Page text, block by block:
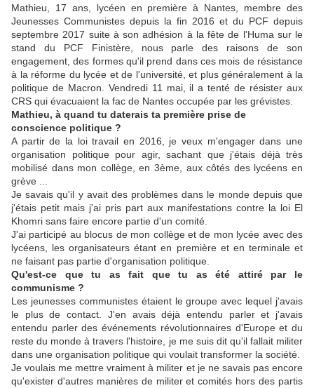
Mathieu , 17 ans, lycéen en première à Nantes, membre des
Jeunesses Communistes depuis la fin 2016 et du PCF depuis
septembre 2017 suite à son adhésion à la fête de l'Huma sur le
stand du PCF Finistère, nous parle des raisons de son
engagement, des formes qu'il prend dans ces mois de résistance
à la réforme du lycée et de l'université, et plus généralement à la
politique de Macron. Vendredi 11 mai, il a tenté de résister aux
CRS qui évacuaient la fac de Nantes occupée par les grévistes.
Mathieu, à quand tu daterais ta première prise de
conscience politique ?
A partir de la loi travail en 2016, je veux m'engager dans une
organisation politique pour agir, sachant que j'étais déjà très
mobilisé dans mon collège, en 3ème, aux côtés des lycéens en
grève ...
Je savais qu'il y avait des problèmes dans le monde depuis que
j'étais petit mais j'ai pris part aux manifestations contre la loi El
Khomri sans faire encore partie d'un comité.
J'ai participé au blocus de mon collège et de mon lycée avec des
lycéens, les organisateurs étant en première et en terminale et
ne faisant pas partie d'organisation politique.
Qu'est-ce que tu as fait que tu as été attiré par le
communisme ?
Les jeunesses communistes étaient le groupe avec lequel j'avais
le plus de contact. J'en avais déjà entendu parler et j'avais
entendu parler des événements révolutionnaires d'Europe et du
reste du monde à travers l'histoire, je me suis dit qu'il fallait militer
dans une organisation politique qui voulait transformer la société.
Je voulais me mettre vraiment à militer et je ne savais pas encore
qu'exister d'autres manières de militer et comités hors des partis